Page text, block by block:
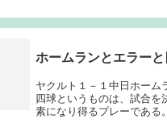
いる。そんな状況下ではあ
投手については頭数が揃っ
ホームランとエラーと
ヤクルト１－１中日ホーム
四球というものは、試合を
素になり得るプレーである